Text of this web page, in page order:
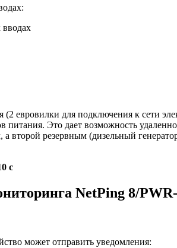
евровилки для подключения к сети
питания. Это дает возможность
резервным (дизельный
с
NetPing 8/
может отправить уведомления: